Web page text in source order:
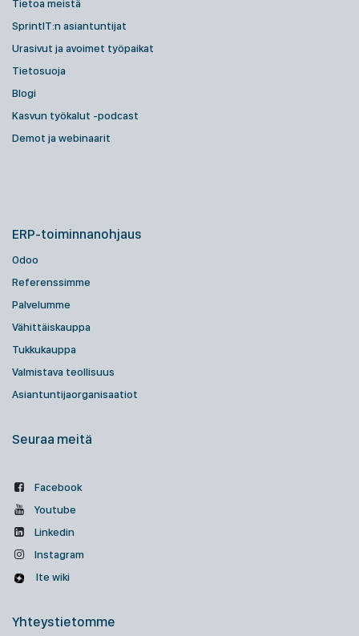
Tietoa meistä
SprintIT:n asiantuntijat
Urasivut ja avoimet työpaikat
Tietosuoja
Blogi
Kasvun työkalut -podcast
Demot ja webinaarit
ERP-toiminnanohjaus
Odoo
Referenssimme
Palvelumme
Vähittäiskauppa
Tukkukauppa
Valmistava teollisuus
Asiantuntijaorganisaatiot
Seuraa meitä
Facebook
Youtube
Linkedin
Instagram
Ite wiki
Yhteystietomme